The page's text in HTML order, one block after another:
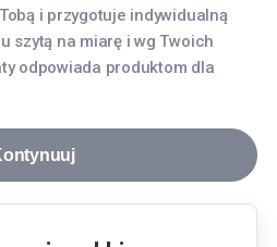
i przygotuje indywidualną
szytą na miarę i wg Twoich
odpowiada produktom dla
256, 80-236 Gdańsk